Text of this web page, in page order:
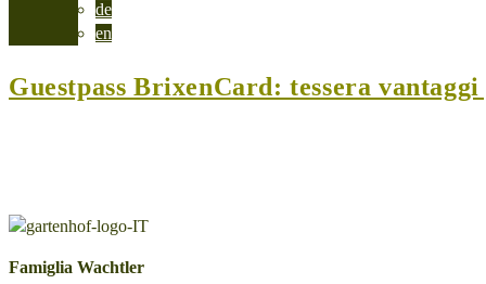
de
en
Guestpass BrixenCard: tessera
Famiglia Wachtler